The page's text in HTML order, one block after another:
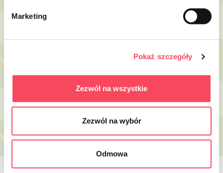
Marketing
Pokaż szczegóły
Zezwól na wszystkie
Zezwól na wybór
Odmowa
7316026 -58%
- +
7316010
viGO! Био кръгли чинии от захарна
- +